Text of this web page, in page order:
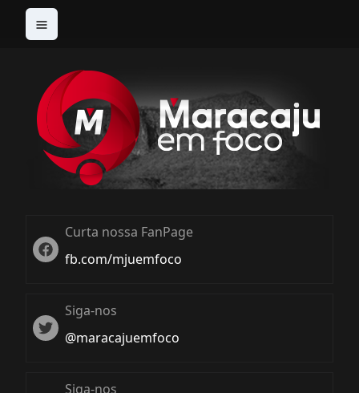
Twitter
Curta nossa FanPage
fb.com/mjuemfoco
Twiter
Siga-nos
@maracajuemfoco
Siga-nos